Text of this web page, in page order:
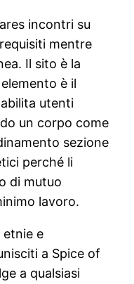
incontri su
mentre
Il sito è la
è il
utenti
un corpo come
sezione
perché li
di mutuo
lavoro.
etnie e
a Spice of
a qualsiasi